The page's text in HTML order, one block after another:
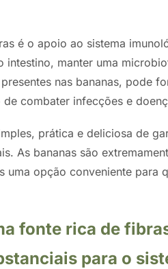
é o apoio ao sistema
manter uma
nas bananas, pode
combater infecções e
prática e deliciosa de
As bananas são
uma opção conveniente para
fonte rica de
para o